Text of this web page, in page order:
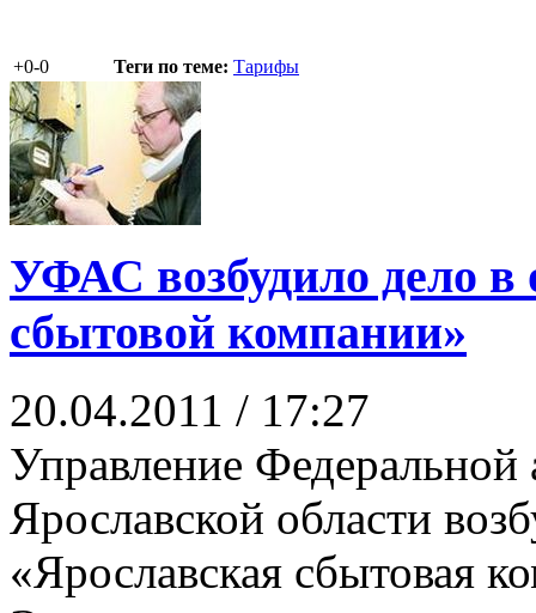
+0-0 Теги по теме: Тарифы
УФАС возбудило дело
сбытовой компании»
20.04.2011 / 17:27
Управление
Ярославской области
«Ярославская сбытовая